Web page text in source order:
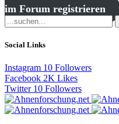
im Forum registrieren
Social Links
Instagram 10 Followers
Facebook 2K Likes
Twitter 10 Followers